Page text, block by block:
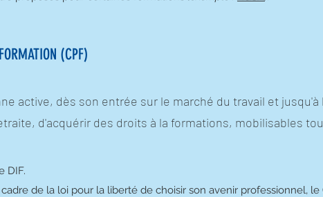
(CPF)
active, dès son entrée sur le marché du travail et
d'acquérir des droits à la formations, mobilisables
DIF.
cadre de la loi pour la liberté de choisir son avenir professionnel,